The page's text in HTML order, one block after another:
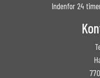
Indenfor 24